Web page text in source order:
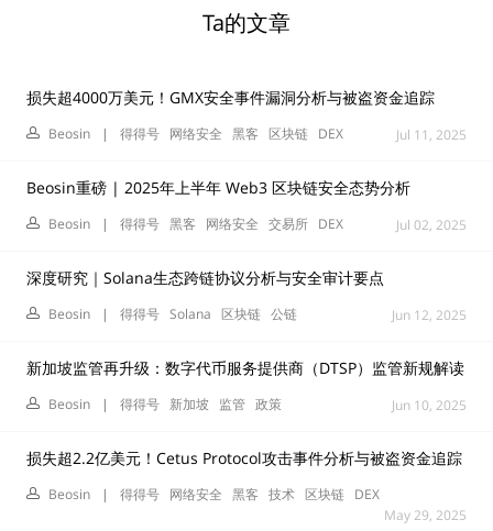
Ta的文章
损失超4000万美元！GMX安全事件漏洞分析与被盗资金追踪
Beosin | 得得号 网络安全 黑客 区块链 DEX Jul 11, 2025
Beosin重磅 | 2025年上半年 Web3 区块链安全态势分析
Beosin | 得得号 黑客 网络安全 交易所 DEX Jul 02, 2025
深度研究｜Solana生态跨链协议分析与安全审计要点
Beosin | 得得号 Solana 区块链 公链 Jun 12, 2025
新加坡监管再升级：数字代币服务提供商（DTSP）监管新规解读
Beosin | 得得号 新加坡 监管 政策 Jun 10, 2025
损失超2.2亿美元！Cetus Protocol攻击事件分析与被盗资金追踪
Beosin | 得得号 网络安全 黑客 技术 区块链 DEX
May 29, 2025